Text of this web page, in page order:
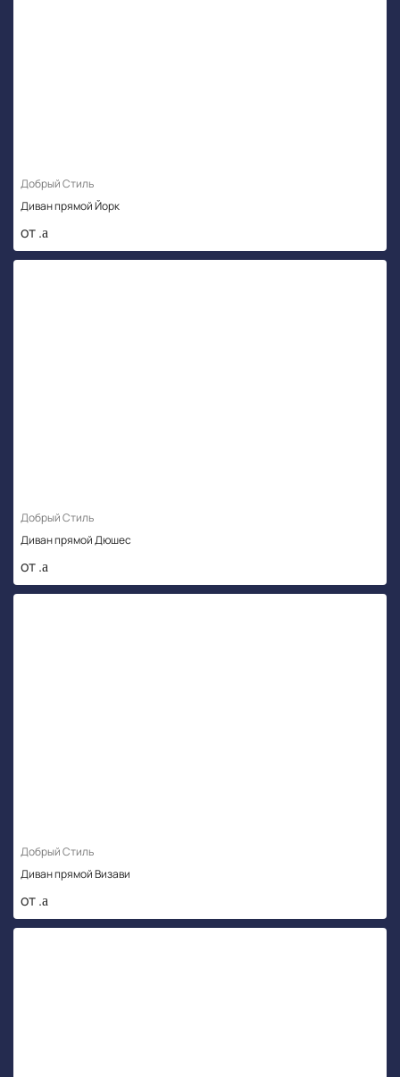
Добрый Стиль
Диван прямой Йорк
от .
Добрый Стиль
Диван прямой Дюшес
от .
Добрый Стиль
Диван прямой Визави
от .